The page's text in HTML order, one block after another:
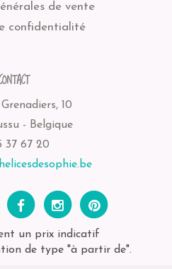
de vente
confidentialité
10
- Belgique
37 67 20
un prix indicatif
de type "à partir de".